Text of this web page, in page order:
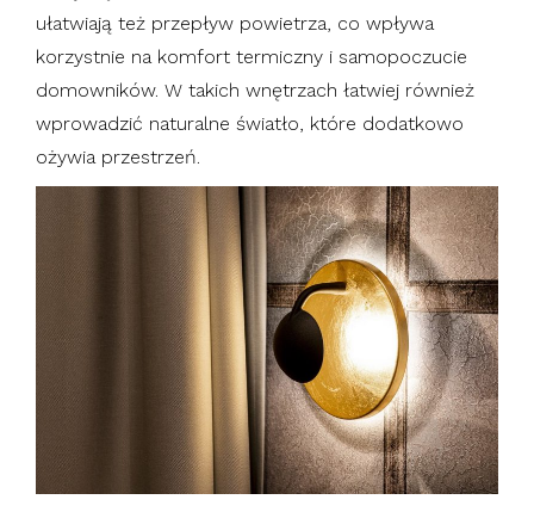
ułatwiają też przepływ powietrza, co wpływa
korzystnie na komfort termiczny i samopoczucie
domowników. W takich wnętrzach łatwiej również
wprowadzić naturalne światło, które dodatkowo
ożywia przestrzeń.